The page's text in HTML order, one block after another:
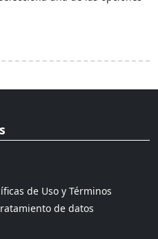
de Uso y Términos
de datos